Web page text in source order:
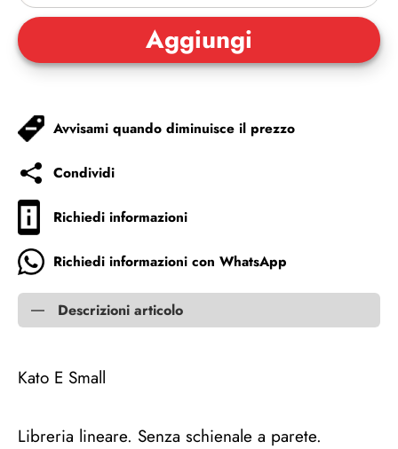
Avvisami quando diminuisce il prezzo
Condividi
Richiedi informazioni
Richiedi informazioni con WhatsApp
Descrizioni articolo
Kato E Small
Libreria lineare. Senza schienale a parete.